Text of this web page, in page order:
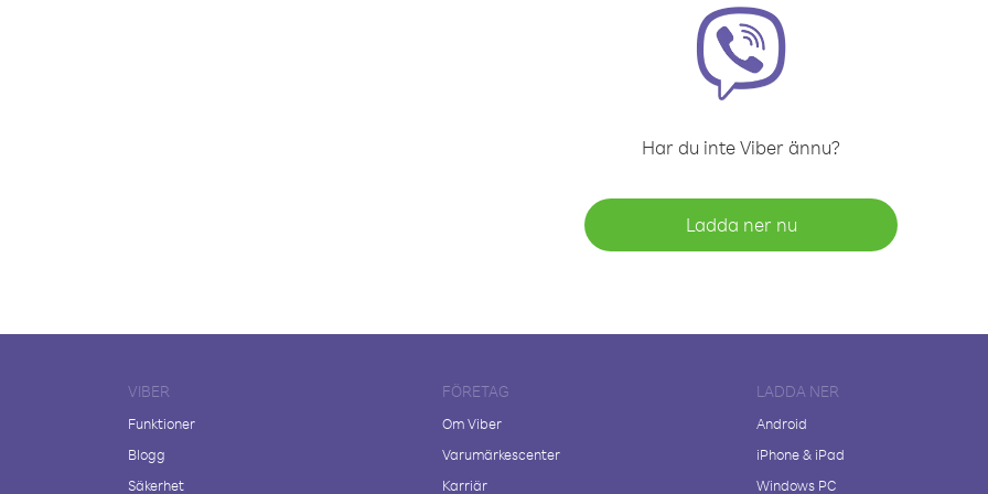
Har du inte Viber ännu?
Ladda ner nu
VIBER
Funktioner
Blogg
Säkerhet
FÖRETAG
Om Viber
Varumärkescenter
Karriär
LADDA NER
Android
iPhone & iPad
Windows PC